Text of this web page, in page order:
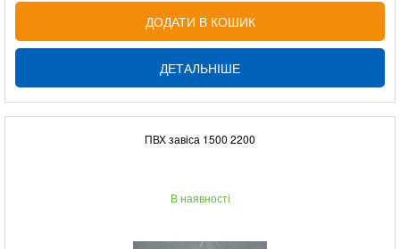
ДОДАТИ В КОШИК
ДЕТАЛЬНІШЕ
ПВХ завіса 1500 2200
В наявності